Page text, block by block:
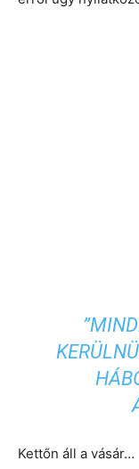
Kettőn áll a vásár…